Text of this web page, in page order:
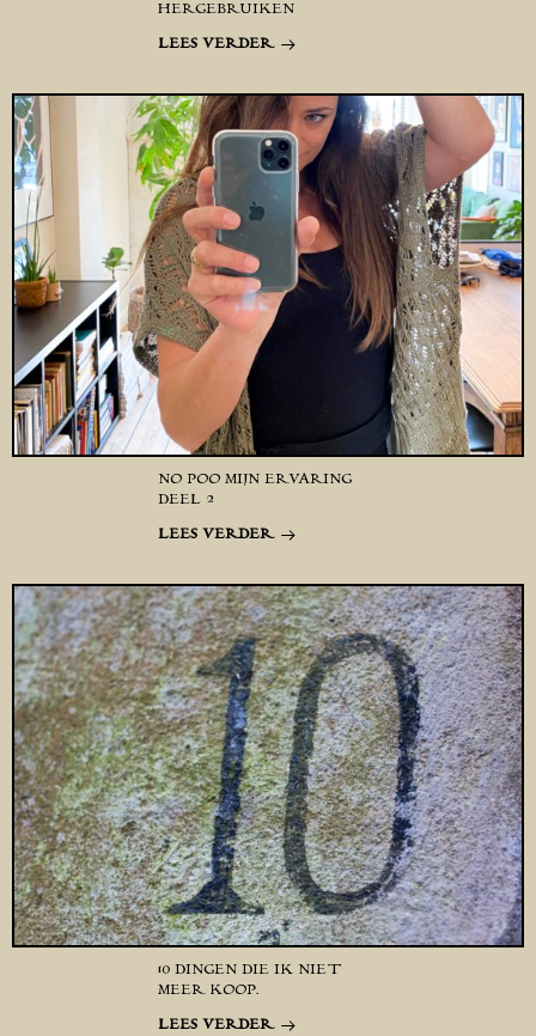
HERGEBRUIKEN
LEES VERDER
NO POO MIJN ERVARING
DEEL 2
LEES VERDER
10 DINGEN DIE IK NIET
MEER KOOP.
LEES VERDER